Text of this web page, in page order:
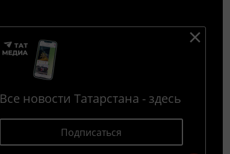
Все новости Татарстана - здесь
Подписаться